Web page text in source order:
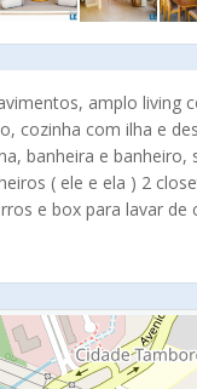
amplo
cozinha com ilha e
banheira e
( ele e ela ) 2
e box para lavar